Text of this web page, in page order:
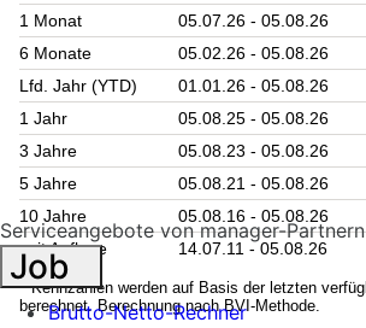
1 Monat 05.07.26 - 05.08.26
6 Monate
05.02.26 - 05.08.26
Lfd. Jahr (YTD)
01.01.26 - 05.08.26
1 Jahr
05.08.25 - 05.08.26
3 Jahre
05.08.23 - 05.08.26
5 Jahre
05.08.21 - 05.08.26
10 Jahre
05.08.16 - 05.08.26
seit Auflage
14.07.11 - 05.08.26
1 Kennzahlen werden auf Basis der letzten
berechnet. Berechnung nach BVI-Methode.
Serviceangebote von manager-Partnern
Job
Brutto-Netto-Rechner